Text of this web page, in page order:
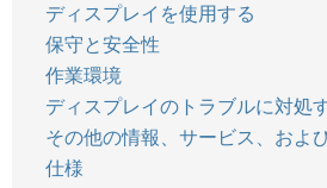
ディスプレイを使用する
保守と安全性
作業環境
ディスプレイのトラブルに対処
その他の情報、サービス、およ
仕様